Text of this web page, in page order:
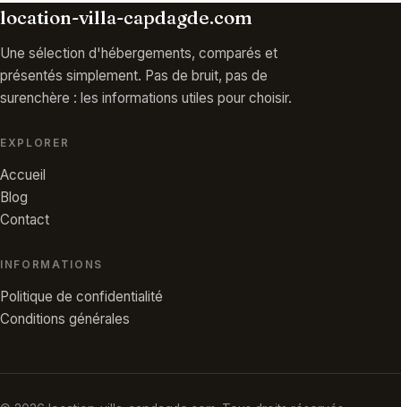
location-villa-capdagde.com
Une sélection d'hébergements, comparés et
présentés simplement. Pas de bruit, pas de
surenchère : les informations utiles pour choisir.
EXPLORER
Accueil
Blog
Contact
INFORMATIONS
Politique de confidentialité
Conditions générales